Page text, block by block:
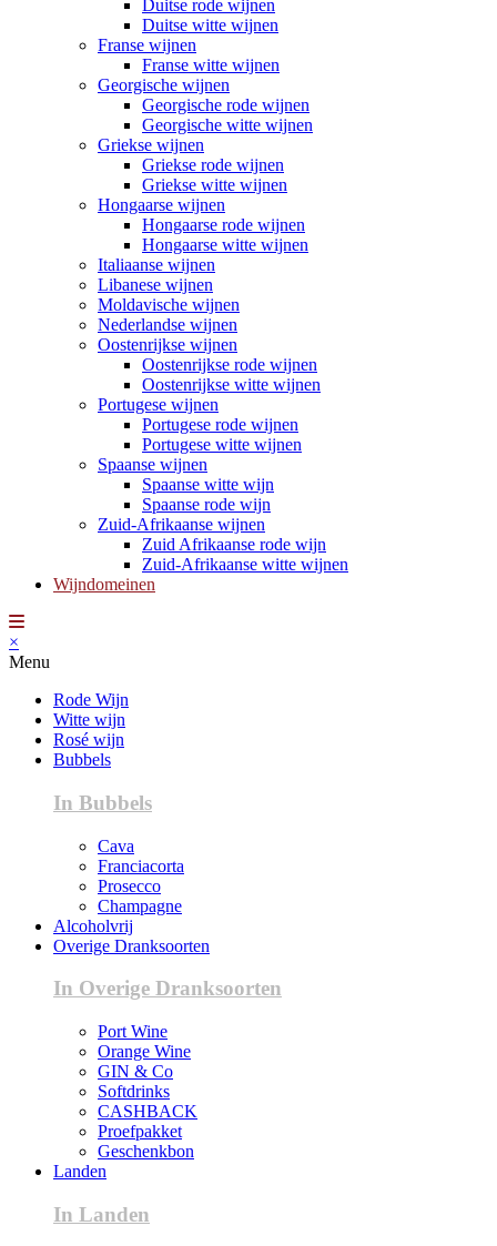
Duitse rode wijnen
Duitse witte wijnen
Franse wijnen
Franse witte wijnen
Georgische wijnen
Georgische rode wijnen
Georgische witte wijnen
Griekse wijnen
Griekse rode wijnen
Griekse witte wijnen
Hongaarse wijnen
Hongaarse rode wijnen
Hongaarse witte wijnen
Italiaanse wijnen
Libanese wijnen
Moldavische wijnen
Nederlandse wijnen
Oostenrijkse wijnen
Oostenrijkse rode wijnen
Oostenrijkse witte wijnen
Portugese wijnen
Portugese rode wijnen
Portugese witte wijnen
Spaanse wijnen
Spaanse witte wijn
Spaanse rode wijn
Zuid-Afrikaanse wijnen
Zuid Afrikaanse rode wijn
Zuid-Afrikaanse witte wijnen
Wijndomeinen
×
Menu
Rode Wijn
Witte wijn
Rosé wijn
Bubbels
In Bubbels
Cava
Franciacorta
Prosecco
Champagne
Alcoholvrij
Overige Dranksoorten
In Overige Dranksoorten
Port Wine
Orange Wine
GIN & Co
Softdrinks
CASHBACK
Proefpakket
Geschenkbon
Landen
In Landen